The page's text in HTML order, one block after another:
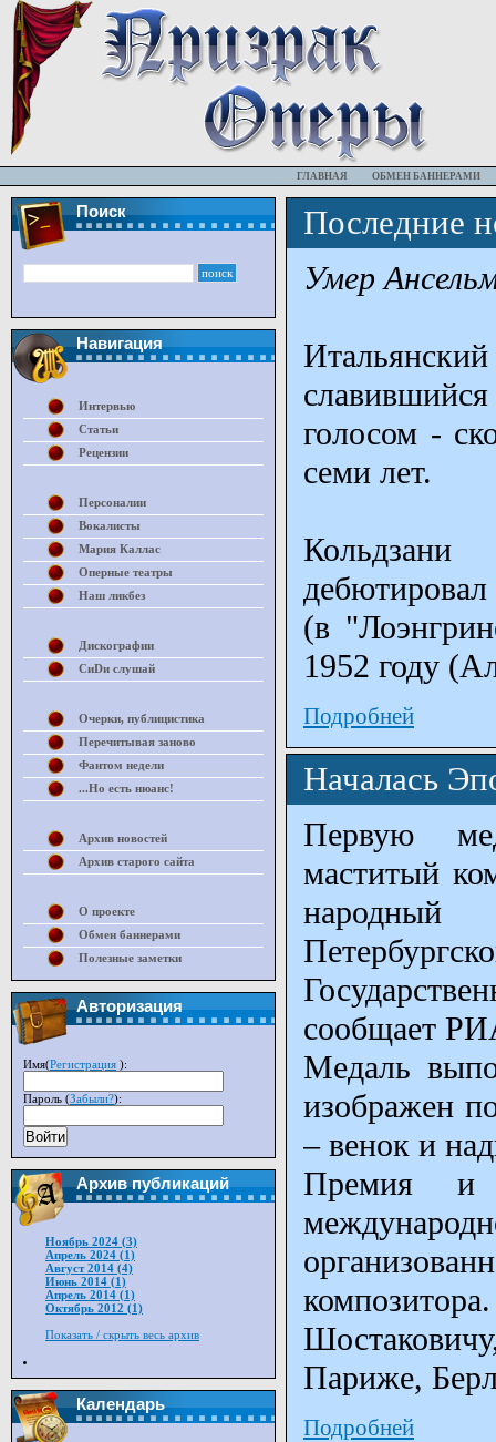
ГЛАВНАЯ ОБМЕН БАННЕРАМИ
Последние
Умер
голосом -
семи лет.
(в
1952 году
Подробней
Началась
Первую
маститый
народный
сообщает
Медаль
изображен
– венок и
Премия и
Париже,
Подробней
Поиск
Навигация
Интервью
Статьи
Рецензии
Персоналии
Вокалисты
Мария Каллас
Оперные театры
Наш ликбез
Дискографии
СиDи слушай
Очерки, публицистика
Перечитывая заново
Фантом недели
...Но есть нюанс!
Архив новостей
Архив старого сайта
О проекте
Обмен баннерами
Полезные заметки
Авторизация
Имя(Регистрация ):
Пароль (Забыли?):
Войти
Архив публикаций
Ноябрь 2024 (3)
Апрель 2024 (1)
Август 2014 (4)
Июнь 2014 (1)
Апрель 2014 (1)
Октябрь 2012 (1)
Показать / скрыть весь архив
Календарь